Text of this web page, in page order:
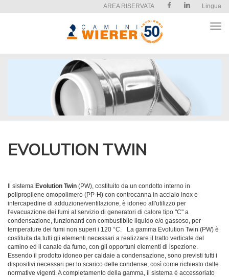
AREA RISERVATA Lingua
Apri
EVOLUTION TWIN
Il sistema Evolution Twin (PW), costituito da un condotto interno in
polipropilene omopolimero (PP-H) con controcanna in acciaio inox e
intercapedine di adduzione/ventilazione, è idoneo all'utilizzo per
l'evacuazione dei fumi al servizio di generatori di calore tipo "C" a
condensazione, funzionanti con combustibile liquido e/o gassoso, per
temperature dei fumi non superi i 120 °C. La gamma Evolution Twin (PW) è
costituita da tutti gli elementi necessari a realizzare il tratto verticale del
camino ed il canale da fumo, con gli opportuni elementi di ispezione.
Essendo il prodotto idoneo per caldaie a condensazione, sono previsti tutti i
dispositivi necessari per lo scarico delle condense, così come richiesto dalle
normative vigenti. A completamento della gamma, il sistema è accessoriato